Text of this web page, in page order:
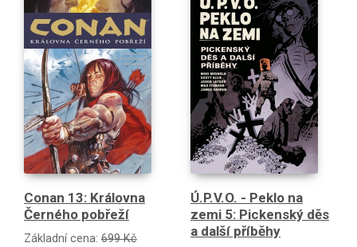
Conan 13: Královna
Černého pobřeží
Základní cena: 699 Kč
Ú.P.V.O. - Peklo na
zemi 5: Pickenský děs
a další příběhy